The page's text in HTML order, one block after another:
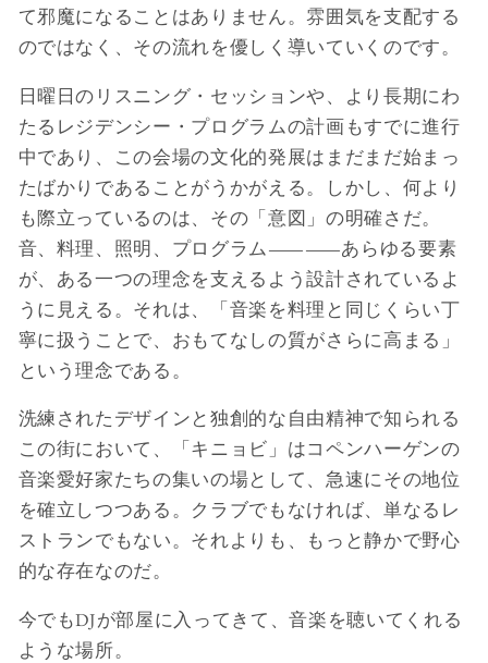
て邪魔になることはありません。雰囲気を支配する
のではなく、その流れを優しく導いていくのです。
日曜日のリスニング・セッションや、より長期にわ
たるレジデンシー・プログラムの計画もすでに進行
中であり、この会場の文化的発展はまだまだ始まっ
たばかりであることがうかがえる。しかし、何より
も際立っているのは、その「意図」の明確さだ。
音、料理、照明、プログラム――あらゆる要素
が、ある一つの理念を支えるよう設計されているよ
うに見える。それは、「音楽を料理と同じくらい丁
寧に扱うことで、おもてなしの質がさらに高まる」
という理念である。
洗練されたデザインと独創的な自由精神で知られる
この街において、「キニョビ」はコペンハーゲンの
音楽愛好家たちの集いの場として、急速にその地位
を確立しつつある。クラブでもなければ、単なるレ
ストランでもない。それよりも、もっと静かで野心
的な存在なのだ。
今でもDJが部屋に入ってきて、音楽を聴いてくれる
ような場所。